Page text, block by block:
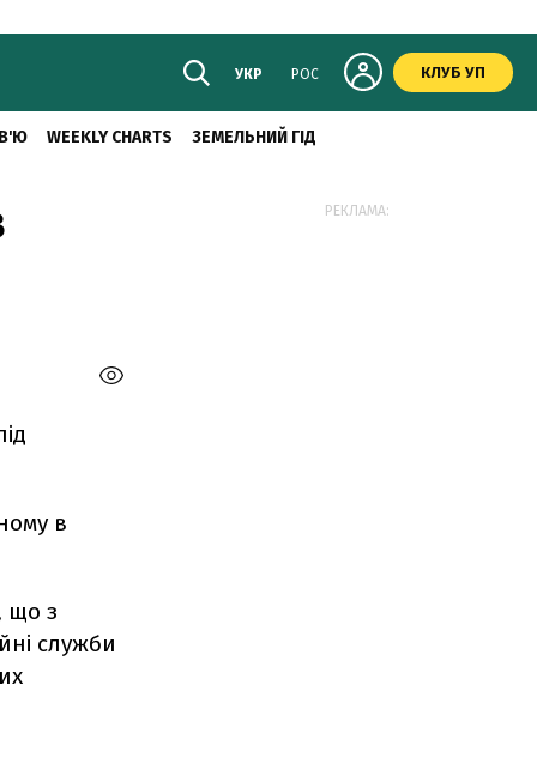
УКР РОС КЛУБ УП
WEEKLY CHARTS ЗЕМЕЛЬНИЙ ГІД
в
що з
служби
РЕКЛАМА: